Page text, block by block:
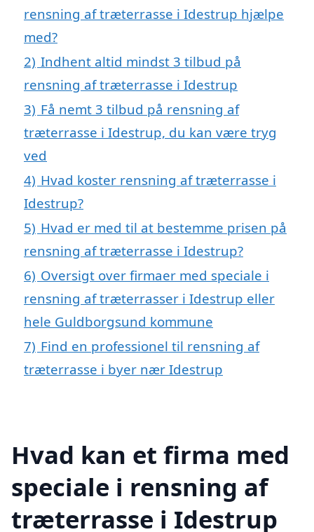
rensning af træterrasse i Idestrup hjælpe
med?
2) Indhent altid mindst 3 tilbud på
rensning af træterrasse i Idestrup
3) Få nemt 3 tilbud på rensning af
træterrasse i Idestrup, du kan være tryg
ved
4) Hvad koster rensning af træterrasse i
Idestrup?
5) Hvad er med til at bestemme prisen på
rensning af træterrasse i Idestrup?
6) Oversigt over firmaer med speciale i
rensning af træterrasser i Idestrup eller
hele Guldborgsund kommune
7) Find en professionel til rensning af
træterrasse i byer nær Idestrup
Hvad kan et firma med
speciale i rensning af
træterrasse i Idestrup